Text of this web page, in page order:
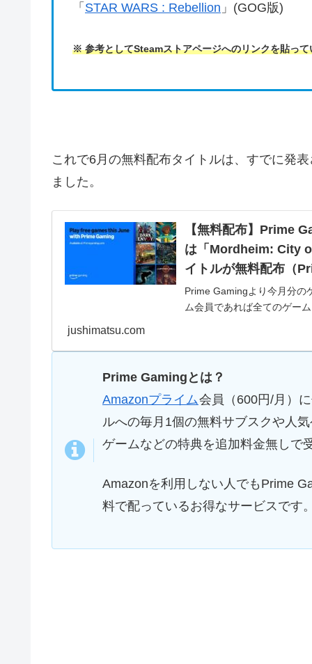
「 STAR WARS : Rebellion 」(GOG版)
※ 参考としてSteamストアページへのリンクを貼って
これで6月の無料配布タイトルは、すでに発
ました。
【無料配布】Prime
は「Mordheim: City
イトルが無料配布（
Prime Gamingより今月分の
ム会員であれば全てのゲー
jushimatsu.com
Prime Gamingとは？
Amazonプライム会員（600円/月）
ルへの毎月1個の無料サブスクや人
ゲームなどの特典を追加料金無しで
Amazonを利用しない人でもPrime
料で配っているお得なサービスです